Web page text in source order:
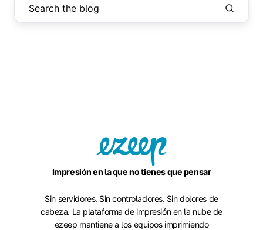
Impresión en la que no tienes que pensar
Sin servidores. Sin controladores. Sin dolores de
cabeza. La plataforma de impresión en la nube de
ezeep mantiene a los equipos imprimiendo